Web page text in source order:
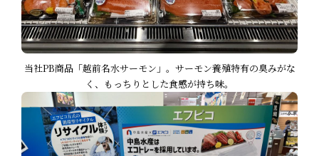
当社PB商品「越前名水サーモン」。サーモン養殖特有の臭みがな
く、もっちりとした食感が持ち味。